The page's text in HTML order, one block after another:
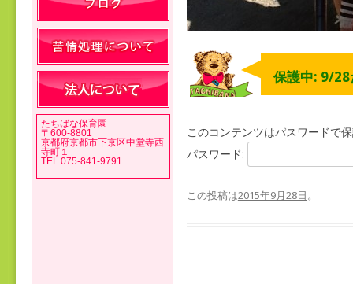
保護中: 9/28
このコンテンツはパスワードで
パスワード:
この投稿は2015年9月28日。
たちばな保育園
〒600-8801
京都府京都市下京区中堂寺西
寺町１
TEL 075-841-9791